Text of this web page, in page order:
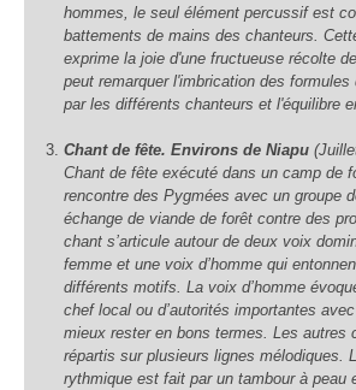
hommes, le seul élément percussif est
battements de mains des chanteurs.
exprime la joie d'une fructueuse récolte
peut remarquer l'imbrication des
par les différents chanteurs et l'équilibre
Chant de fête. Environs de Niapu
Chant de fête exécuté dans un camp de
rencontre des Pygmées avec un groupe
échange de viande de forêt contre des
chant s’articule autour de deux voix
femme et une voix d’homme qui
différents motifs. La voix d’homme
chef local ou d’autorités importantes
mieux rester en bons termes. Les autres
répartis sur plusieurs lignes mélodiques.
rythmique est fait par un tambour à peau